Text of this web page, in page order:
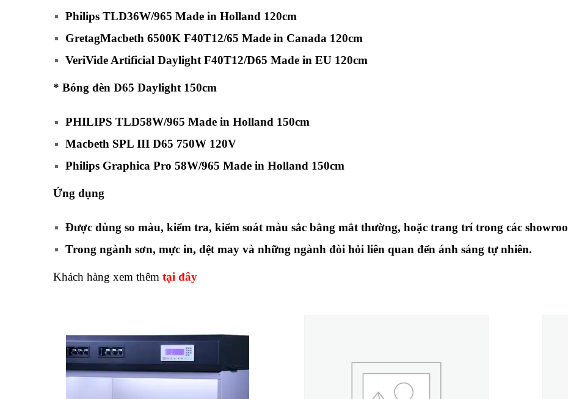
Philips TLD36W/965 Made in Holland 120cm
GretagMacbeth 6500K F40T12/65 Made in Canada 120cm
VeriVide Artificial Daylight F40T12/D65 Made in EU 120cm
* Bóng đèn D65 Daylight 150cm
PHILIPS TLD58W/965 Made in Holland 150cm
Macbeth SPL III D65 750W 120V
Philips Graphica Pro 58W/965 Made in Holland 150cm
Ứng dụng
Được dùng so màu, kiểm tra, kiểm soát màu sắc bằng mắt thường, hoặc trang trí trong các
Trong ngành sơn, mực in, dệt may và những ngành đòi hỏi liên quan đến ánh sáng tự nhiên.
Khách hàng xem thêm tại đây